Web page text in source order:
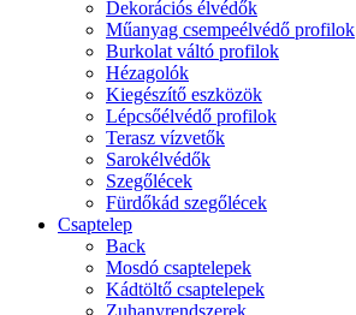
Dekorációs élvédők
Műanyag csempeélvédő profilok
Burkolat váltó profilok
Hézagolók
Kiegészítő eszközök
Lépcsőélvédő profilok
Terasz vízvetők
Sarokélvédők
Szegőlécek
Fürdőkád szegőlécek
Csaptelep
Back
Mosdó csaptelepek
Kádtöltő csaptelepek